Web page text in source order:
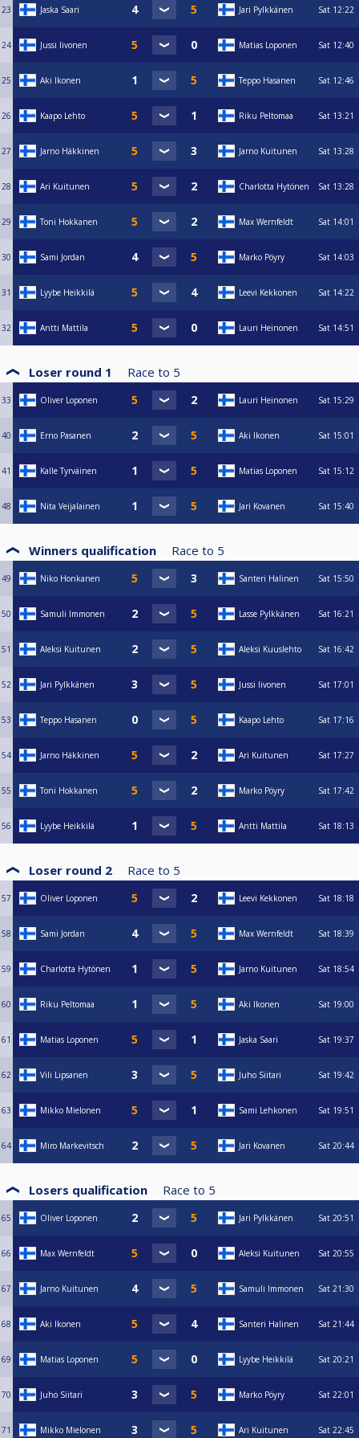
23 Jaska Saari Jari Pylkkänen Sat 12:22
24 Jussi Iivonen Matias Loponen Sat 12:40
25 Aki Ikonen Teppo Hasanen Sat 12:46
26 Kaapo Lehto Riku Peltomaa Sat 13:21
27 Jarno Häkkinen Jarno Kuitunen Sat 13:28
28 Ari Kuitunen Charlotta Hytönen Sat 13:28
29 Toni Hokkanen Max Wernfeldt Sat 14:01
30 Sami Jordan Marko Pöyry Sat 14:03
31 Lyybe Heikkilä Leevi Kekkonen Sat 14:22
32 Antti Mattila Lauri Heinonen Sat 14:51
Loser round 1 Race to 5
33 Oliver Loponen Lauri Heinonen Sat 15:29
40 Erno Pasanen Aki Ikonen Sat 15:01
41 Kalle Tyrväinen Matias Loponen Sat 15:12
48 Nita Veijalainen Jari Kovanen Sat 15:40
Winners qualification Race to 5
49 Niko Honkanen Santeri Halinen Sat 15:50
50 Samuli Immonen Lasse Pylkkänen Sat 16:21
51 Aleksi Kuitunen Aleksi Kuuslehto Sat 16:42
52 Jari Pylkkänen Jussi Iivonen Sat 17:01
53 Teppo Hasanen Kaapo Lehto Sat 17:16
54 Jarno Häkkinen Ari Kuitunen Sat 17:27
55 Toni Hokkanen Marko Pöyry Sat 17:42
56 Lyybe Heikkilä Antti Mattila Sat 18:13
Loser round 2 Race to 5
57 Oliver Loponen Leevi Kekkonen Sat 18:18
58 Sami Jordan Max Wernfeldt Sat 18:39
59 Charlotta Hytönen Jarno Kuitunen Sat 18:54
60 Riku Peltomaa Aki Ikonen Sat 19:00
61 Matias Loponen Jaska Saari Sat 19:37
62 Vili Lipsanen Juho Siitari Sat 19:42
63 Mikko Mielonen Sami Lehkonen Sat 19:51
64 Miro Markevitsch Jari Kovanen Sat 20:44
Losers qualification Race to 5
65 Oliver Loponen Jari Pylkkänen Sat 20:51
66 Max Wernfeldt Aleksi Kuitunen Sat 20:55
67 Jarno Kuitunen Samuli Immonen Sat 21:30
68 Aki Ikonen Santeri Halinen Sat 21:44
69 Matias Loponen Lyybe Heikkilä Sat 20:21
70 Juho Siitari Marko Pöyry Sat 22:01
71 Mikko Mielonen Ari Kuitunen Sat 22:45